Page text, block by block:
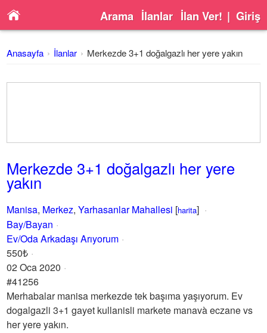
Arama İlanlar İlan Ver! | Giriş
Anasayfa İlanlar Merkezde 3+1 doğalgazlı her yere yakın
Merkezde 3+1 doğalgazlı her yere
yakın
Manisa, Merkez,Yarhasanlar Mahallesi [harita]
Bay/Bayan
Ev/Oda Arkadaşı Arıyorum
550₺
02 Oca 2020
#41256
Merhabalar manisa merkezde tek başıma yaşıyorum. Ev
dogalgazli 3+1 gayet kullanisli markete manavà eczane vs
her yere yakın.